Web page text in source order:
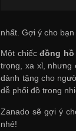
nhất. Gợi ý cho
Một chiếcđồng hồ
trọng, xa xỉ, nhưng
dành tặng cho
dễ phối đồ trong
Zanado sẽ gợi ý
nhé!